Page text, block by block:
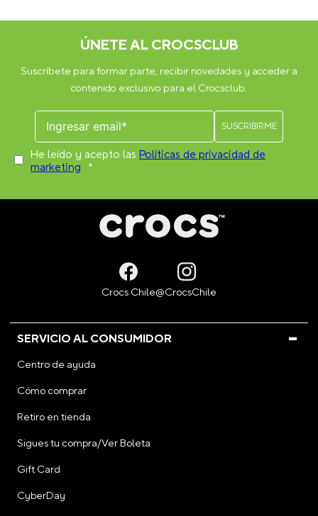
ÚNETE AL CROCSCLUB
Suscríbete para formar parte, recibir novedades y acceder a
contenido exclusivo para el Crocsclub.
He leído y acepto las Políticas de privacidad de
marketing *
SERVICIO AL CONSUMIDOR
Centro de ayuda
Cómo comprar
Retiro en tienda
Sigues tu compra/Ver Boleta
Gift Card
CyberDay